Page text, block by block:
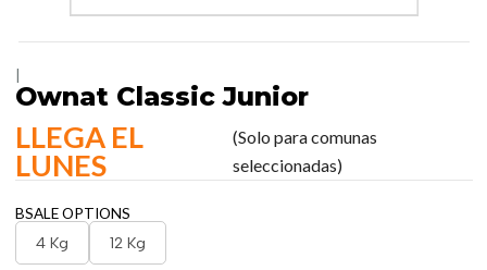
Ownat Classic Junior
LLEGA EL
LUNES
(Solo para comunas
seleccionadas)
BSALE OPTIONS
4 Kg 12 Kg